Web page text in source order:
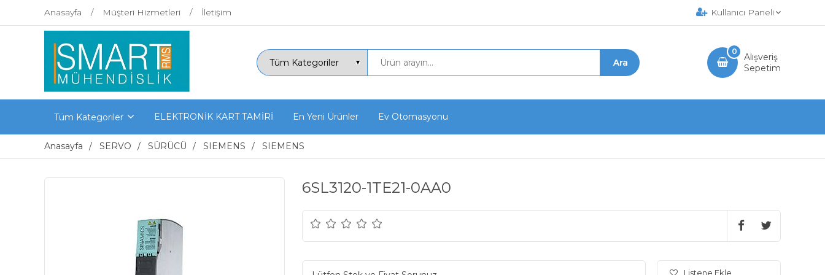
Anasayfa Müşteri Hizmetleri İletişim Kullanıcı Paneli
Alışveriş
Sepetim
0
Tüm Kategoriler ELEKTRONİK KART TAMİRİ En Yeni Ürünler Ev Otomasyonu
Anasayfa SERVO SÜRÜCÜ SIEMENS SIEMENS
6SL3120-1TE21-0AA0
Listene Ekle